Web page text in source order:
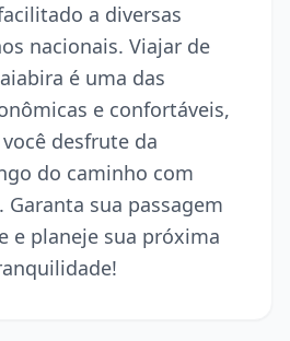
a diversas
nacionais. Viajar de
é uma das
e confortáveis,
desfrute da
do caminho com
sua passagem
e planeje sua próxima